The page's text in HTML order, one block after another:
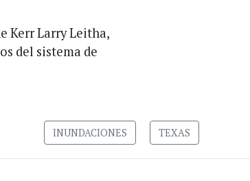
Kerr Larry Leitha,
del sistema de
INUNDACIONES TEXAS